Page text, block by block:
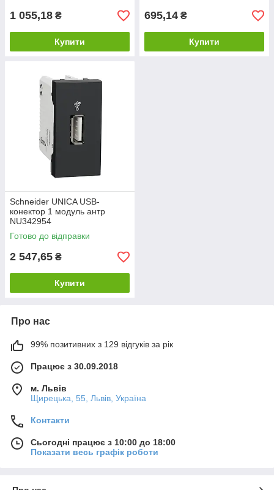
1 055,18 ₴
Купити
695,14 ₴
Купити
Schneider UNICA USB-
конектор 1 модуль антр
NU342954
Готово до відправки
2 547,65 ₴
Купити
Про нас
99% позитивних з 129 відгуків за рік
Працює з 30.09.2018
м. Львів
Щирецька, 55, Львів, Україна
Контакти
Сьогодні працює з 10:00 до 18:00
Показати весь графік роботи